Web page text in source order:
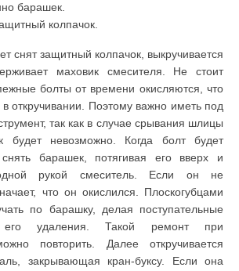
барашек.
колпачок.
снят защитный колпачок, выкручивается
маховик смесителя. Не стоит
болты от времени окисляются, что
откручивании. Поэтому важно иметь под
так как в случае срывания шлицы
будет невозможно. Когда болт будет
барашек, потягивая его вверх и
рукой смеситель. Если он не
что он окислился. Плоскогубцами
по барашку, делая поступательные
удаления. Такой ремонт при
повторить. Далее откручивается
закрывающая кран-буксу. Если она